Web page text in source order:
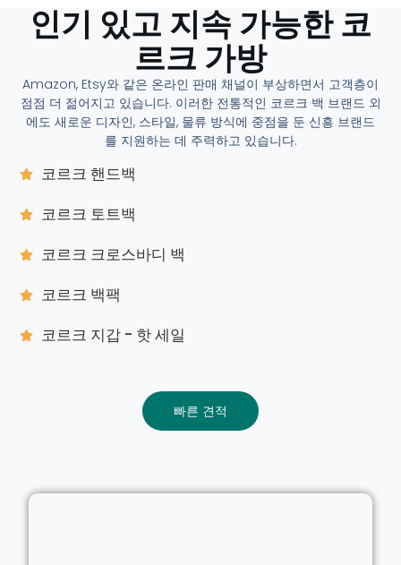
인기 있고 지속 가능한 코
르크 가방
Amazon, Etsy와 같은 온라인 판매 채널이 부상하면서 고객층이
점점 더 젊어지고 있습니다. 이러한 전통적인 코르크 백 브랜드 외
에도 새로운 디자인, 스타일, 물류 방식에 중점을 둔 신흥 브랜드
를 지원하는 데 주력하고 있습니다.
코르크 핸드백
코르크 토트백
코르크 크로스바디 백
코르크 백팩
코르크 지갑 - 핫 세일
빠른 견적